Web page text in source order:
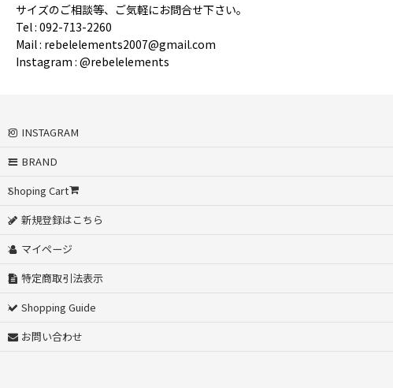
サイズのご相談等、ご気軽にお問合せ下さい。
Tel : 092-713-2260
Mail : rebelelements2007@gmail.com
Instagram : @rebelelements
INSTAGRAM
BRAND
Shoping Cart
新規登録はこちら
マイページ
特定商取引法表示
Shopping Guide
お問い合わせ